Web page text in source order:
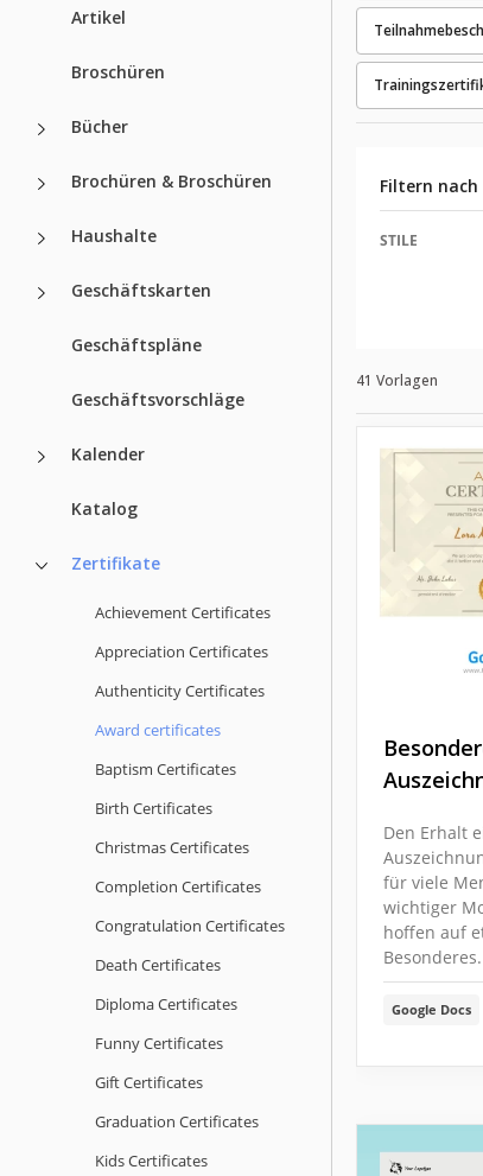
Artikel
Broschüren
Bücher
Brochüren & Broschüren
Haushalte
Geschäftskarten
Geschäftspläne
Geschäftsvorschläge
Kalender
Katalog
Zertifikate
Achievement Certificates
Appreciation Certificates
Authenticity Certificates
Award certificates
Baptism Certificates
Birth Certificates
Christmas Certificates
Completion Certificates
Congratulation Certificates
Death Certificates
Diploma Certificates
Funny Certificates
Gift Certificates
Graduation Certificates
Kids Certificates
Filtern nach
STILE
41 Vorlagen
Den Erhalt
für viele
wichtiger
hoffen auf
Besonderes.
Google Docs